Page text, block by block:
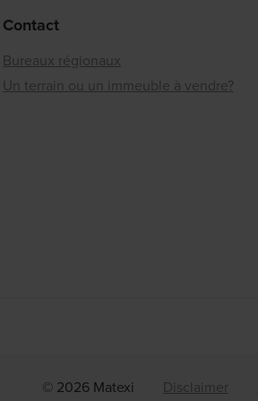
Contact
Bureaux régionaux
Un terrain ou un immeuble à vendre?
© 2026 Matexi Disclaimer